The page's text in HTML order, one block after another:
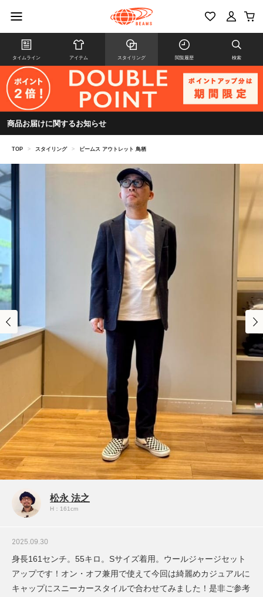
タイムライン アイテム スタイリング 閲覧履歴 検索
商品お届けに関するお知らせ
TOP > スタイリング > ビームス アウトレット 鳥栖
松永 法之
H：161cm
2025.09.30
身長161センチ。55キロ。Sサイズ着用。ウールジャージセット
アップです！オン・オフ兼用で使えて今回は綺麗めカジュアルに
キャップにスニーカースタイルで合わせてみました！是非ご参考